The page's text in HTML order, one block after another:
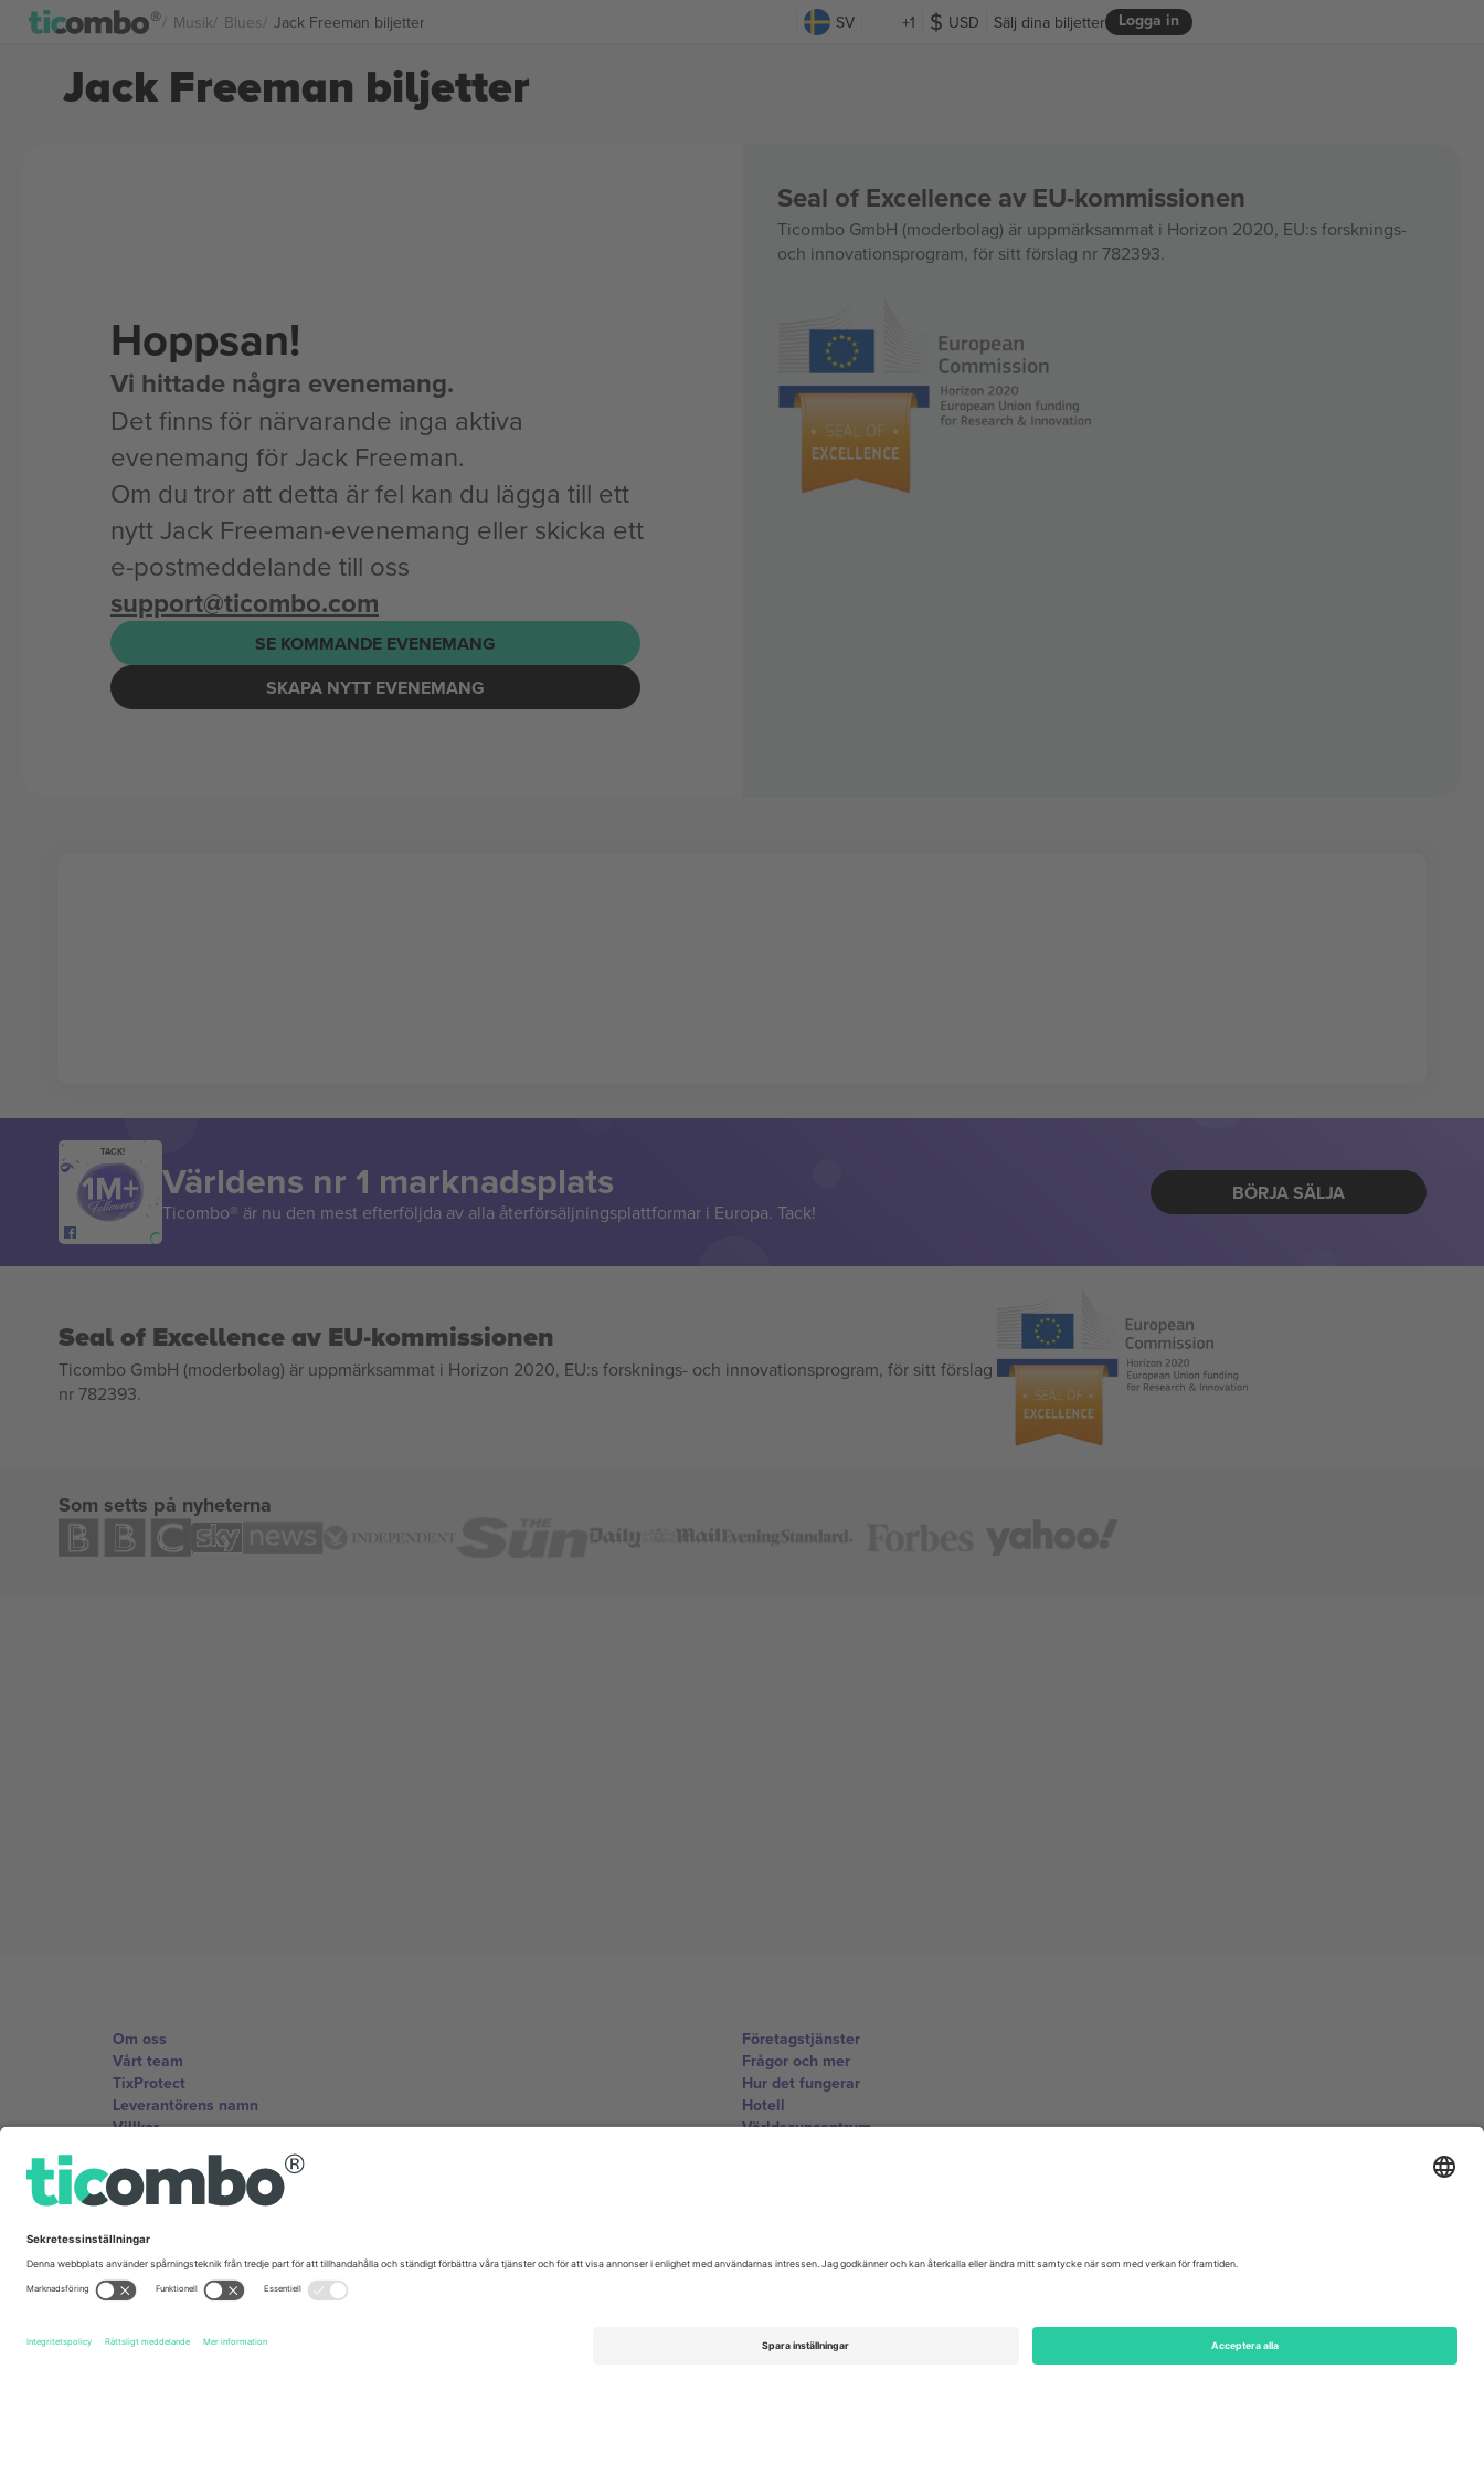
Musik Blues Jack Freeman biljetter SV +1 USD Logga in
Sälj dina biljetter
Jack Freeman biljetter
Hoppsan!
Vi hittade några evenemang.
Det finns för närvarande inga aktiva
evenemang för Jack Freeman.
Om du tror att detta är fel kan du lägga till ett
nytt Jack Freeman-evenemang eller skicka ett
e-postmeddelande till oss
support@ticombo.com
SE KOMMANDE EVENEMANG
SKAPA NYTT EVENEMANG
Seal of Excellence av EU-kommissionen
Ticombo GmbH (moderbolag) är uppmärksammat i Horizon 2020, EU:s forsknings-
och innovationsprogram, för sitt förslag nr 782393.
TACK!
Världens nr 1 marknadsplats
Ticombo® är nu den mest efterföljda av alla återförsäljningsplattformar i Europa. Tack!
BÖRJA SÄLJA
Seal of Excellence av EU-kommissionen
Ticombo GmbH (moderbolag) är uppmärksammat i Horizon 2020, EU:s forsknings- och innovationsprogram, för sitt förslag
nr 782393.
Som setts på nyheterna
Om oss
Vårt team
TixProtect
Leverantörens namn
Villkor
Affiliate-program
Företagstjänster
Frågor och mer
Hur det fungerar
Hotell
Världscupcentrum